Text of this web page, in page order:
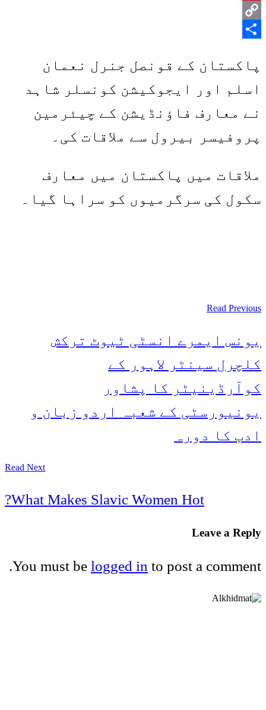
Pinterest
Copy
پاکستان کے قونصل جنرل نعمان
اسلم اور ایجوکیشن کونسلر شاہد
نے معارف فاؤنڈیشن کے چیئرمین
پروفیسر بیرول سے ملاقات کی۔
ملاقات میں پاکستان میں معارف
سکول کی سرگرمیوں کو سراہا گیا۔
Read Previous
یونس ایمرے انسٹی ٹیوٹ ترکش
کلچرل سینٹر لاہور کے
کوآرڈینیٹر کا پشاور
یونیورسٹی کے شعبہ اردو زبان و
ادب کا دورہ
Read Next
What Makes Slavic Women Hot?
Leave a Reply
You must be logged in to post a comment.